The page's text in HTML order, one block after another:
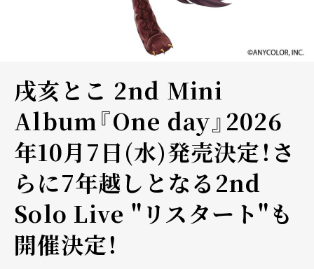
戌亥とこ 2nd Mini
Album『One day』2026
年10月7日(水)発売決定！さ
らに7年越しとなる2nd
Solo Live "リスタート"も
開催決定！